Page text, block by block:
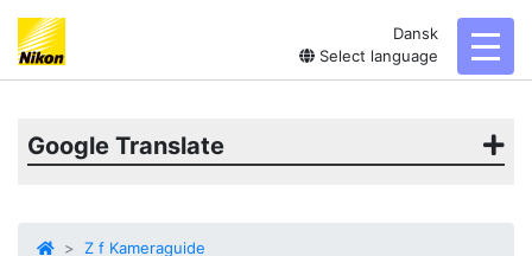
Dansk
Select language
Google Translate
Z f Kameraguide